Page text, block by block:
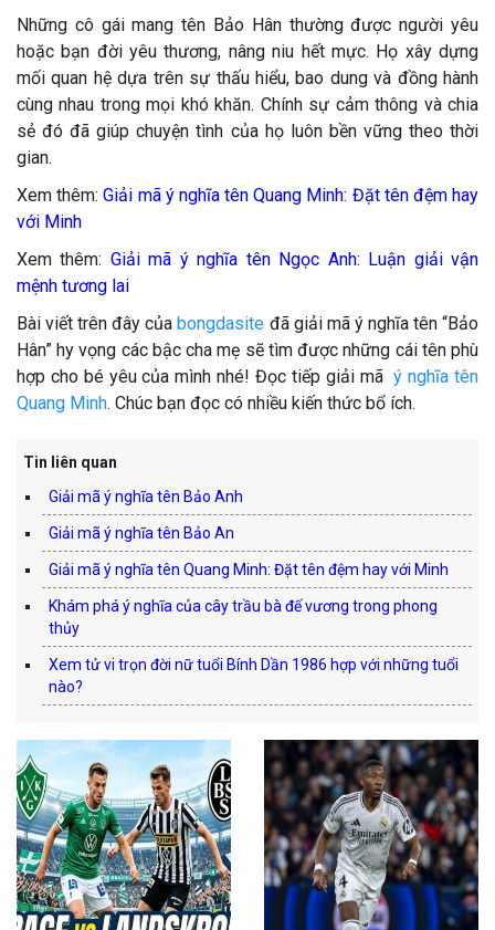
Những cô gái mang tên Bảo Hân thường được người yêu
hoặc bạn đời yêu thương, nâng niu hết mực. Họ xây dựng
mối quan hệ dựa trên sự thấu hiểu, bao dung và đồng hành
cùng nhau trong mọi khó khăn. Chính sự cảm thông và chia
sẻ đó đã giúp chuyện tình của họ luôn bền vững theo thời
gian.
Xem thêm:Giải mã ý nghĩa tên Quang Minh: Đặt tên đệm hay
với Minh
Xem thêm: Giải mã ý nghĩa tên Ngọc Anh: Luận giải vận
mệnh tương lai
Bài viết trên đây củabongdasite đã giải mã ý nghĩa tên “Bảo
Hân” hy vọng các bậc cha mẹ sẽ tìm được những cái tên phù
hợp cho bé yêu của mình nhé! Đọc tiếp giải mãý nghĩa tên
Quang Minh. Chúc bạn đọc có nhiều kiến thức bổ ích.
Tin liên quan
Giải mã ý nghĩa tên Bảo Anh
Giải mã ý nghĩa tên Bảo An
Giải mã ý nghĩa tên Quang Minh: Đặt tên đệm hay với Minh
Khám phá ý nghĩa của cây trầu bà đế vương trong phong
thủy
Xem tử vi trọn đời nữ tuổi Bính Dần 1986 hợp với những tuổi
nào?